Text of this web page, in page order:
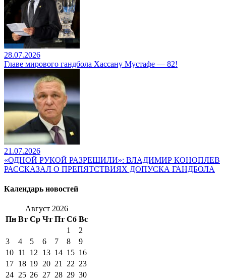
28.07.2026
Главе мирового гандбола Хассану Мустафе — 82!
21.07.2026
«ОДНОЙ РУКОЙ РАЗРЕШИЛИ»: ВЛАДИМИР КОНОПЛЕВ
РАССКАЗАЛ О ПРЕПЯТСТВИЯХ ДОПУСКА ГАНДБОЛА
Календарь новостей
Август 2026
Пн Вт Ср Чт Пт Сб Вс
1
2
3
4 5 6 7 8
9
10 11 12 13 14 15 16
17 18 19 20 21 22 23
24 25 26 27 28 29 30